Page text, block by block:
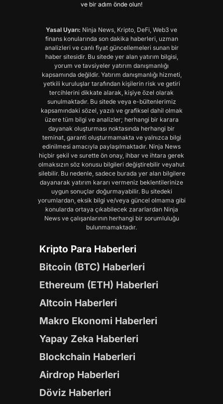
ve bir adım önde olun!
Yasal Uyarı: Ninja News, Kripto, DeFi, Web3 ve
finans konularında son dakika haberleri, uzman
analizleri ve canlı fiyat güncellemeleri sunan bir
haber sitesidir. Bu sitede yer alan yatırım bilgisi,
yorum ve tavsiyeler yatırım danışmanlığı
kapsamında değildir. Yatırım danışmanlığı hizmeti,
yetkili kuruluşlar tarafından kişilerin risk ve getiri
tercihlerini dikkate alarak, kişiye özel olarak
sunulmaktadır. Bu sitede veya e-bültenlerimiz
kapsamındaki sözel, yazılı ve grafiksel dahil olmak
üzere tüm bilgi ve analizler; herhangi bir karara
dayanak oluşturması noktasında herhangi bir
teminat, garanti oluşturmamakta ve yalnızca bilgi
edinilmesi amacıyla paylaşılmaktadır. Ninja News
hiçbir şekil ve surette ön onay, ihbar ve ihtara gerek
olmaksızın söz konusu bilgileri değiştirebilir veyahut
silebilir. Bu nedenle, sadece burada yer alan bilgilere
dayanarak yatırım kararı vermeniz beklentilerinize
uygun sonuçlar doğurmayabilir. Bu sitedeki
yorumlardan, eksik bilgi ve/veya güncel olmama gibi
konularda ortaya çıkabilecek zararlardan Ninja
News ve çalışanlarının herhangi bir sorumluluğu
bulunmamaktadır.
Kripto Para Haberleri
Bitcoin (BTC) Haberleri
Ethereum (ETH) Haberleri
Altcoin Haberleri
Makro Ekonomi Haberleri
Yapay Zeka Haberleri
Blockchain Haberleri
Airdrop Haberleri
Döviz Haberleri